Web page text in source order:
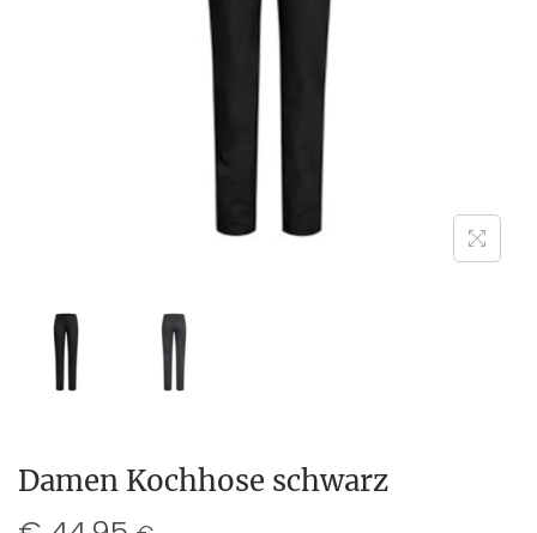
Damen Kochhose schwarz